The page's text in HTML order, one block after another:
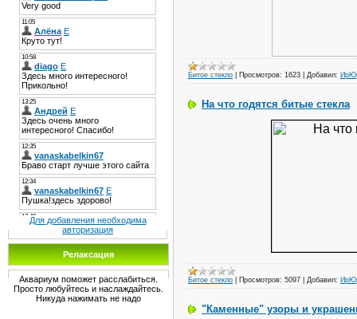
Для добавления необходима
авторизация
Релаксация
Аквариум поможет расслабиться.
Просто любуйтесь и наслаждайтесь.
Никуда нажимать не надо
Битое стекло Просмотров: 1623 Добавил:
На что годятся битые стекла
Битое стекло Просмотров: 5097 Добавил:
"Каменные" узоры и